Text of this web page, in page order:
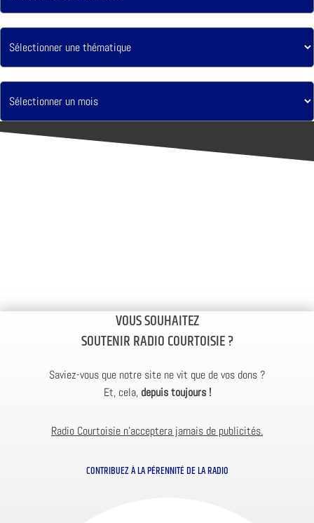
VOUS SOUHAITEZ
SOUTENIR RADIO COURTOISIE ?
Saviez-vous que notre site ne vit que de vos dons ?
Et, cela, depuis toujours !
Radio Courtoisie n’acceptera jamais de publicités.
CONTRIBUEZ À LA PÉRENNITÉ DE LA RADIO